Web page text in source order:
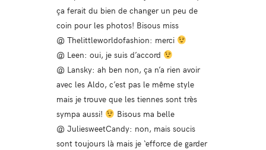
ça ferait du bien de changer un peu de
coin pour les photos! Bisous miss
@ Thelittleworldofashion: merci
@ Leen: oui, je suis d’accord
@ Lansky: ah ben non, ça n’a rien avoir
avec les Aldo, c’est pas le même style
mais je trouve que les tiennes sont très
sympa aussi!
Bisous ma belle
@ JuliesweetCandy: non, mais soucis
sont toujours là mais je ‘efforce de garder